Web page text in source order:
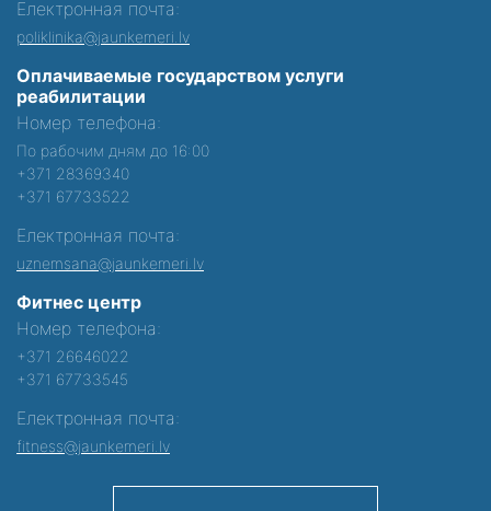
Електронная почта:
poliklinika@jaunkemeri.lv
Оплачиваемые государством услуги
реабилитации
Номер телефона:
По рабочим дням до 16:00
+371 28369340
+371 67733522
Електронная почта:
uznemsana@jaunkemeri.lv
Фитнес центр
Номер телефона:
+371 26646022
+371 67733545
Електронная почта:
fitness@jaunkemeri.lv